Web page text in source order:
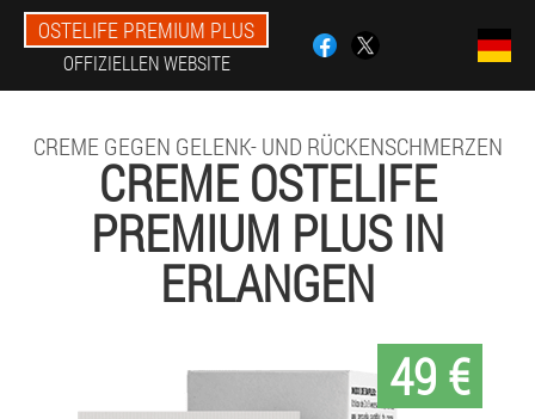
OSTELIFE PREMIUM PLUS
OFFIZIELLEN WEBSITE
CREME GEGEN GELENK- UND RÜCKENSCHMERZEN
CREME OSTELIFE
PREMIUM PLUS IN
ERLANGEN
49 €